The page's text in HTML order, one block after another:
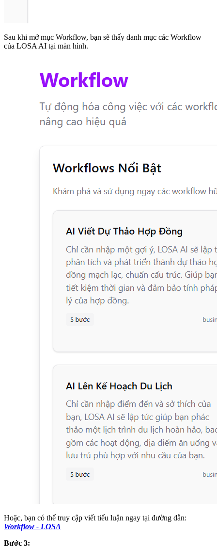
Sau khi mở mục Workflow, bạn sẽ thấy danh mục các Workflow
của LOSA AI tại màn hình.
Hoặc, bạn có thể truy cập viết tiểu luận ngay tại đường dẫn:
Workflow - LOSA
Bước 3: